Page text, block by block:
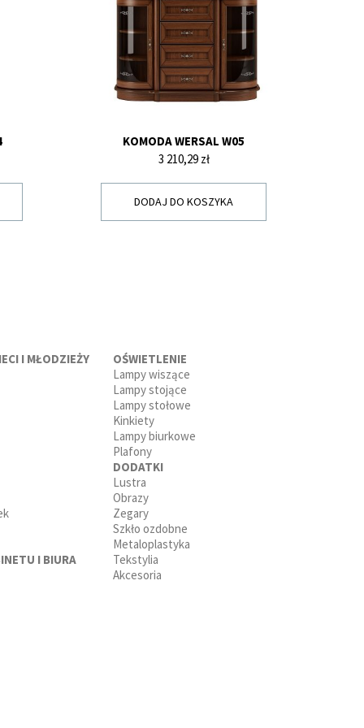
KOMODA WERSAL W05
Cena
3 210,29 zł
DODAJ DO KOSZYKA
I MŁODZIEŻY
I BIURA
OŚWIETLENIE
Lampy wiszące
Lampy stojące
Lampy stołowe
Kinkiety
Lampy biurkowe
Plafony
DODATKI
Lustra
Obrazy
Zegary
Szkło ozdobne
Metaloplastyka
Tekstylia
Akcesoria